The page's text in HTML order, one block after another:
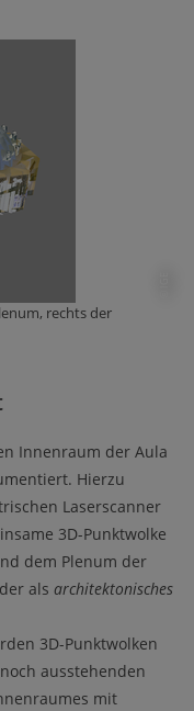
rechts der
Innenraum der Aula
Hierzu
Laserscanner
3D-Punktwolke
dem Plenum der
als architektonisches
3D-Punktwolken
ausstehenden
mit